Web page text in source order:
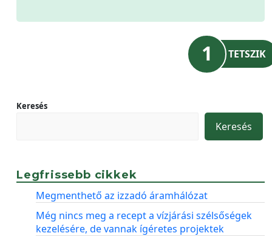
1 TETSZIK
Keresés
Keresés
Legfrissebb cikkek
Megmenthető az izzadó áramhálózat
Még nincs meg a recept a vízjárási szélsőségek
kezelésére, de vannak ígéretes projektek